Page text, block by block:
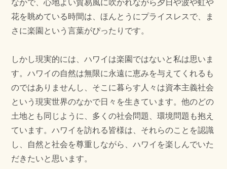
なかで、心地よい貿易風に吹かれながら夕日や波や虹や
花を眺めている時間は、ほんとうにプライスレスで、ま
さに楽園という言葉がぴったりです。
しかし現実的には、ハワイは楽園ではないと私は思いま
す。ハワイの自然は無限に永遠に恵みを与えてくれるも
のではありませんし、そこに暮らす人々は資本主義社会
という現実世界のなかで日々を生きています。他のどの
土地とも同じように、多くの社会問題、環境問題も抱え
ています。ハワイを訪れる皆様は、それらのことを認識
し、自然と社会を尊重しながら、ハワイを楽しんでいた
だきたいと思います。